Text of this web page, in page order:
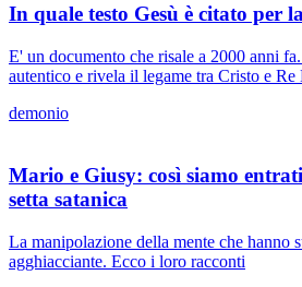
In quale testo Gesù è citato per
E' un documento che risale a 2000 anni
autentico e rivela il legame tra Cristo e Re
demonio
Mario e Giusy: così siamo
setta satanica
La manipolazione della mente che hanno
agghiacciante. Ecco i loro racconti